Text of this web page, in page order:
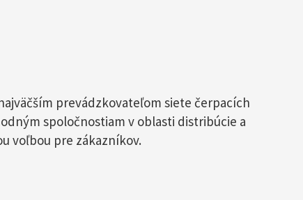
prevádzkovateľom siete čerpacích
spoločnostiam v oblasti distribúcie a
voľbou pre zákazníkov.